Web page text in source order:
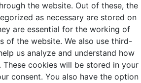
the website. Out of these, the
as necessary are stored on
are essential for the working of
of the website. We also use third-
us analyze and understand how
These cookies will be stored in your
consent. You also have the option